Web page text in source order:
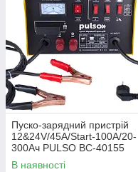
Пуско-зарядний пристрій
12&24V/45A/Start-100A/20-
300Ач PULSO BC-40155
В наявності